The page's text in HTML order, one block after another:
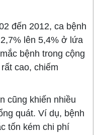
đến 2012, ca bệnh
lên 5,4% ở lứa
bệnh trong cộng
cao, chiếm
cũng khiến nhiều
quát. Ví dụ, bệnh
tốn kém chi phí